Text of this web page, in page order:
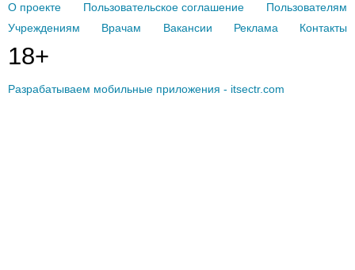
О проекте Пользовательское соглашение
Пользователям
Учреждениям
Врачам Вакансии Реклама Контакты
18+
Разрабатываем мобильные приложения - itsectr.com